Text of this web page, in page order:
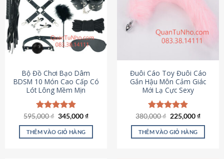
thể.
Các
tùy
chọn
có
chọn
trên
trang
sản
phẩm
thể.
chọn
chọn
trên
trang
sản
phẩm
Bộ Đồ Chơi Bạo Dâm
BDSM 10 Món Cao Cấp Có
Lót Lông Mềm Mịn
Được xếp
hạng4.88
5 sao
595,000₫ Giá
là:
595,000 ₫.
345,000₫Giá
tại
THÊM VÀO GIỎ HÀNG
Đuôi Cáo Toy Đuôi Cáo
Gắn Hậu Môn Cảm Giác
Mới Lạ Cực Sexy
Được xếp
hạng4.88
5 sao
380,000₫ Giá
là:
380,000 ₫.
225,000₫Giá
tại
THÊM VÀO GIỎ HÀNG